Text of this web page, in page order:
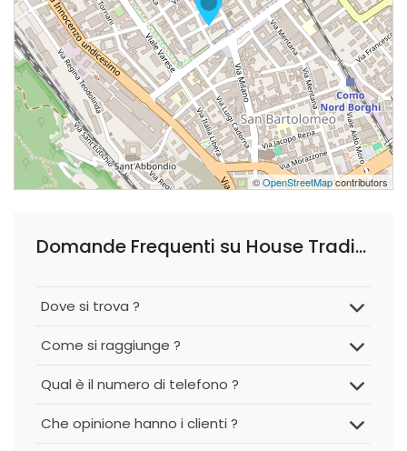
©OpenStreetMapcontributors
Domande Frequenti su House Trading di Marco Maviglia
Dove si trova ?
Come si raggiunge ?
Qual è il numero di telefono ?
Che opinione hanno i clienti ?